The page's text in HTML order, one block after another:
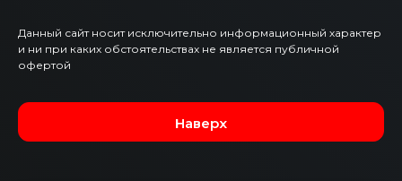
Данный сайт носит исключительно информационный характер
и ни при каких обстоятельствах не является публичной
офертой
Наверх